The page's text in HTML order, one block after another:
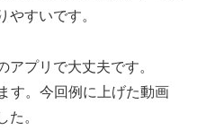
やすいです。
アプリで大丈夫です。
す。今回例に上げた動画
た。